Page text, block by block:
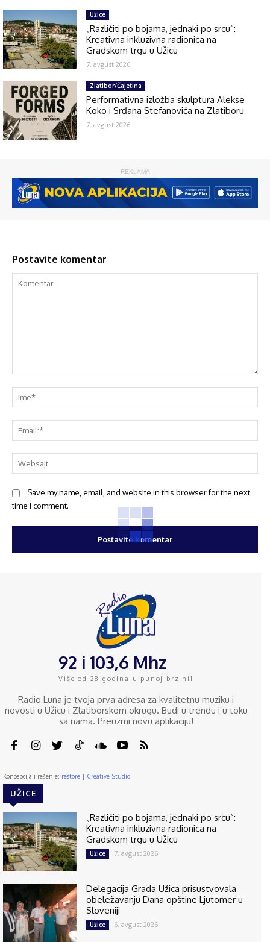
Užice
„Različiti po bojama, jednaki po srcu“:
Kreativna inkluzivna radionica na
Gradskom trgu u Užicu
7. avgust 2026.
Zlatibor/Čajetina
Performativna izložba skulptura Alekse
Koko i Srđana Stefanovića na Zlatiboru
7. avgust 2026.
- REKLAMA -
Postavite komentar
Save my name, email, and website in this browser for the next
time I comment.
92 i 103,6 Mhz
Više od 28 godina u punoj brzini!
Radio Luna je tvoja prva adresa za kvalitetnu muziku i
novosti u Užicu i Zlatiborskom okrugu. Budi u trendu i u toku
sa nama. Preuzmi novu aplikaciju!
Koncepcija i rešenje: restore | Creative Studio
UŽICE
„Različiti po bojama, jednaki po srcu“:
Kreativna inkluzivna radionica na
Gradskom trgu u Užicu
Užice 7. avgust 2026.
Delegacija Grada Užica prisustvovala
obeležavanju Dana opštine Ljutomer u
Sloveniji
Užice 6. avgust 2026.